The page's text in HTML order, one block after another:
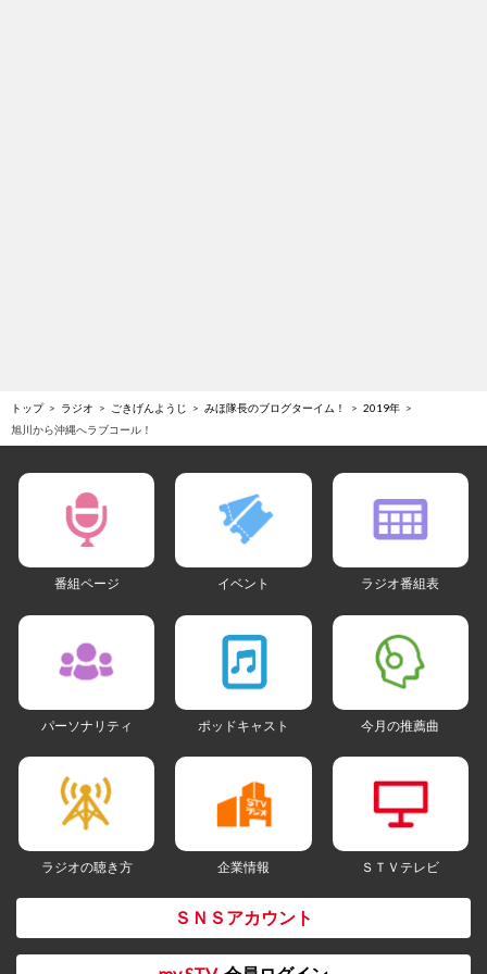
トップ ラジオ ごきげんようじ みほ隊長のブログターイム！
2019年
旭川から沖縄へラブコール！
番組ページ イベント ラジオ番組表
パーソナリティ ポッドキャスト 今月の推薦曲
ラジオの聴き方 企業情報 ＳＴＶテレビ
ＳＮＳアカウント